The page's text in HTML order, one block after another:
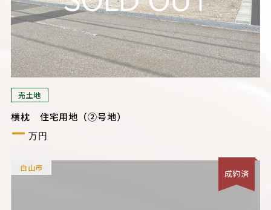
売土地
横枕 住宅用地（②号地）
ー 万円
白山市
成約済